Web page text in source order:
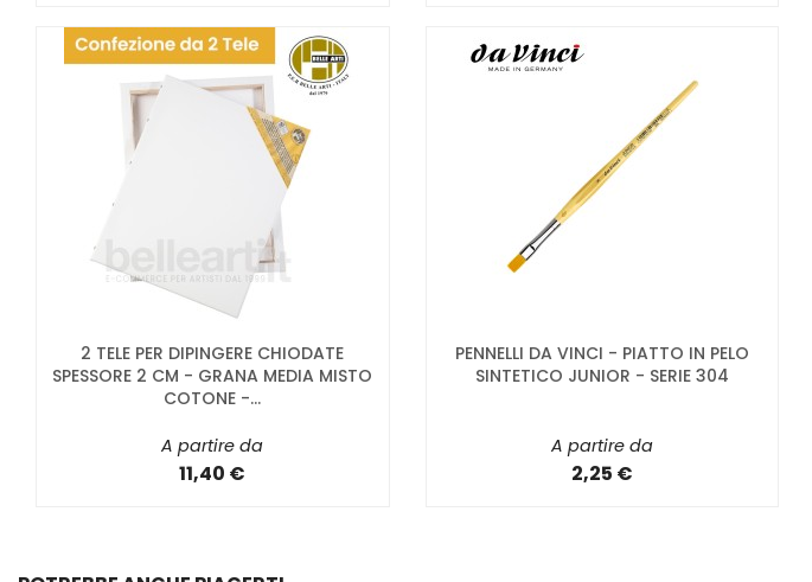
2 TELE PER DIPINGERE CHIODATE
SPESSORE 2 CM - GRANA MEDIA MISTO
COTONE -...
A partire da
11,40 €
PENNELLI DA VINCI - PIATTO IN PELO
SINTETICO JUNIOR - SERIE 304
A partire da
2,25 €